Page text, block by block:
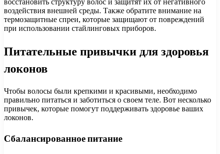
восстановить структуру волос и защитят их от негативного
воздействия внешней среды. Также обратите внимание на
термозащитные спреи, которые защищают от повреждений
при использовании стайлинговых приборов.
Питательные привычки для здоровья
локонов
Чтобы волосы были крепкими и красивыми, необходимо
правильно питаться и заботиться о своем теле. Вот несколько
привычек, которые помогут поддерживать здоровье ваших
локонов.
Сбалансированное питание